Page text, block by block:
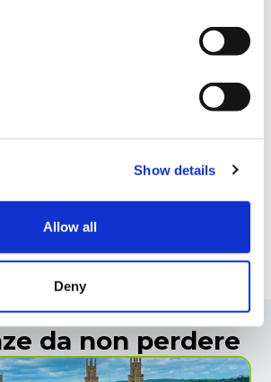
Show details
Allow all
Deny
da non perdere